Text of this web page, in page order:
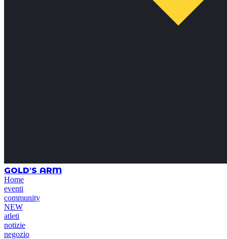
GOLD'S ARM
Home
eventi
community
NEW
atleti
notizie
negozio